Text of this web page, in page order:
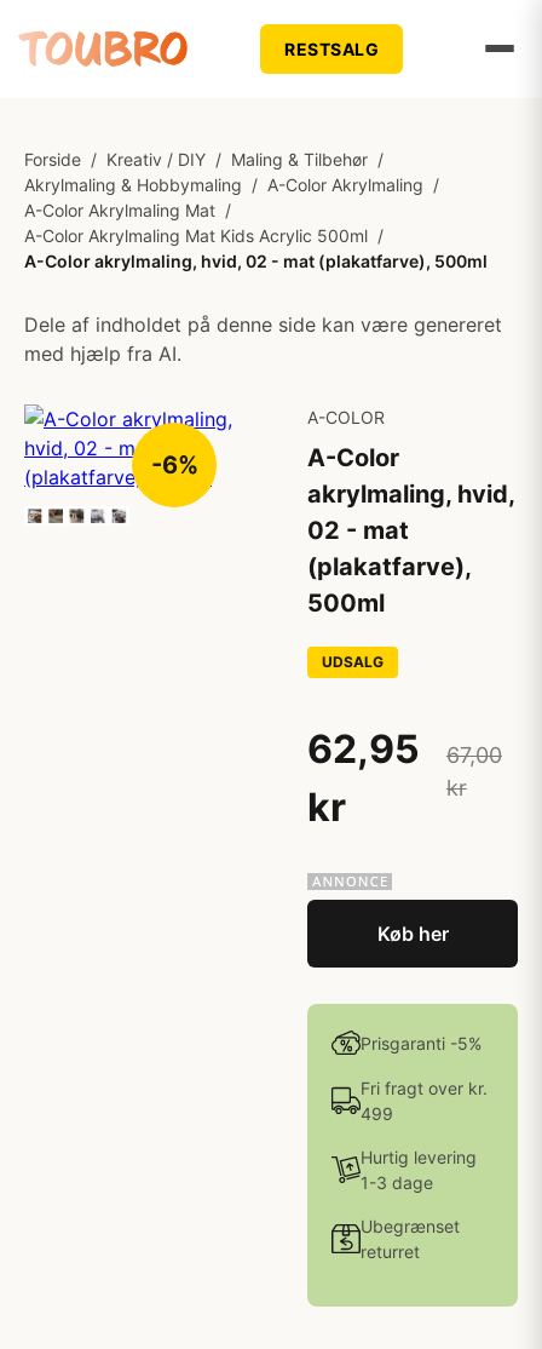
RESTSALG
Forside / Kreativ / DIY / Maling & Tilbehør /
Akrylmaling & Hobbymaling / A-Color Akrylmaling /
A-Color Akrylmaling Mat /
A-Color Akrylmaling Mat Kids Acrylic 500ml /
A-Color akrylmaling, hvid, 02 - mat (plakatfarve), 500ml
Dele af indholdet på denne side kan være genereret
med hjælp fra AI.
-6%
A-COLOR
A-Color
akrylmaling, hvid,
02 - mat
(plakatfarve),
500ml
UDSALG
62,95
kr
67,00
kr
Køb her
Prisgaranti -5%
Fri fragt over kr.
499
Hurtig levering
1-3 dage
Ubegrænset
returret